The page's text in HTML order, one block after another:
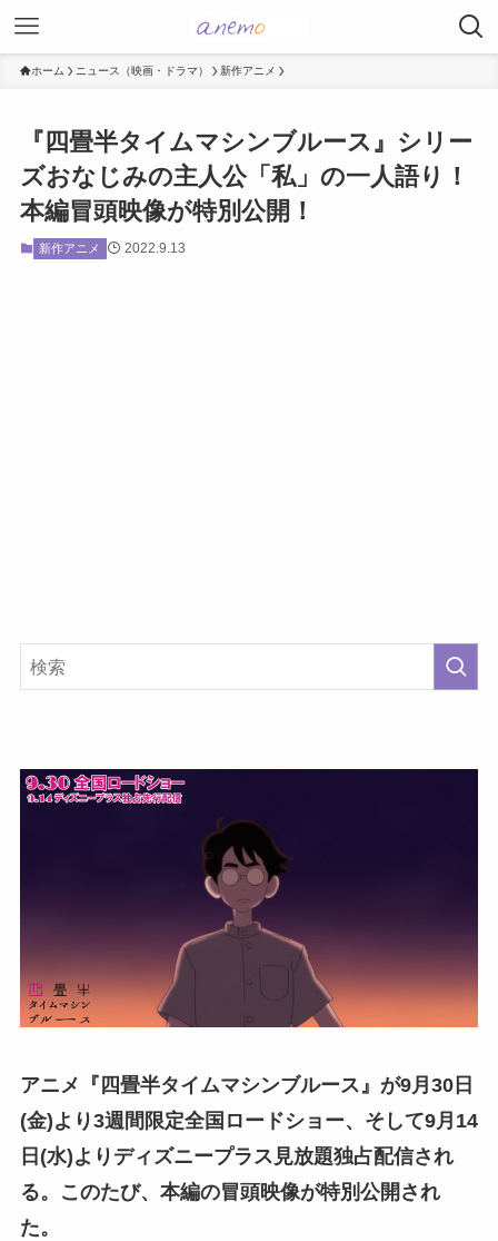
ホーム ニュース（映画・ドラマ） 新作アニメ
『四畳半タイムマシンブルース』シリー
ズおなじみの主人公「私」の一人語り！
本編冒頭映像が特別公開！
新作アニメ 2022.9.13
アニメ『四畳半タイムマシンブルース』が9月30日
(金)より3週間限定全国ロードショー、そして9月14
日(水)よりディズニープラス見放題独占配信され
る。このたび、本編の冒頭映像が特別公開され
た。